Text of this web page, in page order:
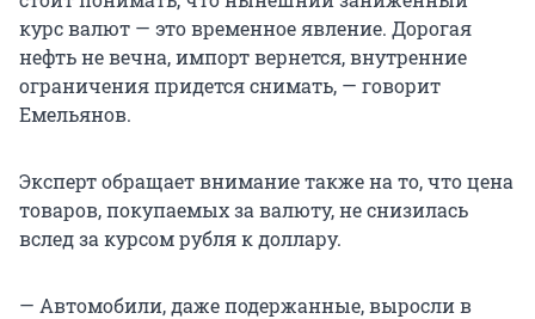
курс валют — это временное явление. Дорогая
нефть не вечна, импорт вернется, внутренние
ограничения придется снимать, — говорит
Емельянов.
Эксперт обращает внимание также на то, что цена
товаров, покупаемых за валюту, не снизилась
вслед за курсом рубля к доллару.
— Автомобили, даже подержанные, выросли в